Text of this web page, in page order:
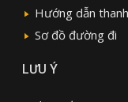
Hướng dẫn
Sơ đồ đường đi
LƯU Ý